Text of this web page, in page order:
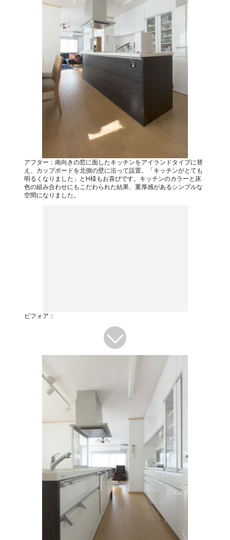
アフター：南向きの窓に面したキッチンをアイランドタイプに替
え、カップボードを北側の壁に沿って設置。「キッチンがとても
明るくなりました」とH様もお喜びです。キッチンのカラーと床
色の組み合わせにもこだわられた結果、重厚感があるシンプルな
空間になりました。
ビフォア：